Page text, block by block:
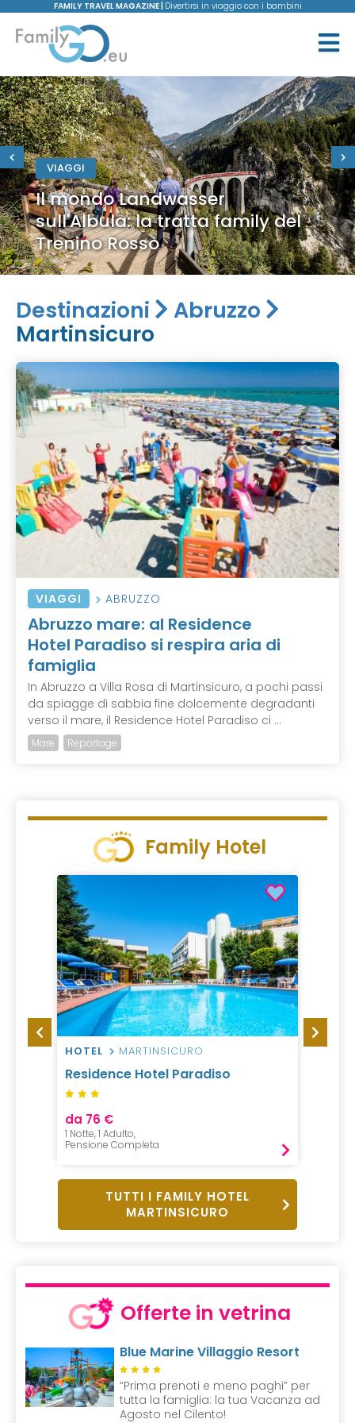
FAMILY TRAVEL MAGAZINE | Divertirsi in viaggio con i bambini
VIAGGI
Il mondo Landwasser
sull'Albula: la tratta family del
Trenino Rosso
Destinazioni
Abruzzo
Martinsicuro
VIAGGI ABRUZZO
Abruzzo mare: al Residence
Hotel Paradiso si respira aria di
famiglia
In Abruzzo a Villa Rosa di Martinsicuro, a pochi passi
da spiagge di sabbia fine dolcemente degradanti
verso il mare, il Residence Hotel Paradiso ci ...
Mare Reportage
Family Hotel
HOTEL MARTINSICURO
Residence Hotel Paradiso
da 76 €
1 Notte, 1 Adulto,
Pensione Completa
HOTEL
TUTTI I FAMILY HOTEL
MARTINSICURO
Offerte in vetrina
Blue Marine Villaggio Resort
“Prima prenoti e meno paghi” per
tutta la famiglia: la tua Vacanza ad
Agosto nel Cilento!